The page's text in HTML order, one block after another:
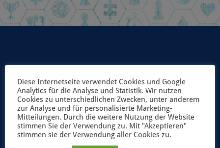
UNSER NEWSLETTER
Möchtest du immer als erster über unsere geplanten
Spiele-Projekte und aktuelle Neuerscheinungen
informiert werden? Dann abonniere unseren
Newsletter!
Diese Internetseite verwendet Cookies und Google
Analytics für die Analyse und Statistik. Wir nutzen
Cookies zu unterschiedlichen Zwecken, unter anderem
zur Analyse und für personalisierte Marketing-
Mitteilungen. Durch die weitere Nutzung der Website
stimmen Sie der Verwendung zu. Mit "Akzeptieren"
stimmen sie der Verwendung aller Cookies zu.